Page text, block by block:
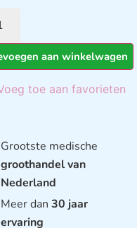
aan winkelwagen
toe aan favorieten
Grootste medische
groothandel van
Nederland
Meer dan 30 jaar
ervaring